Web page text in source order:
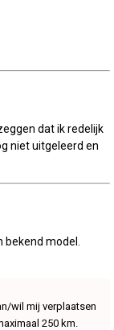
dat ik redelijk
niet uitgeleerd en
model.
wil mij verplaatsen
250 km.